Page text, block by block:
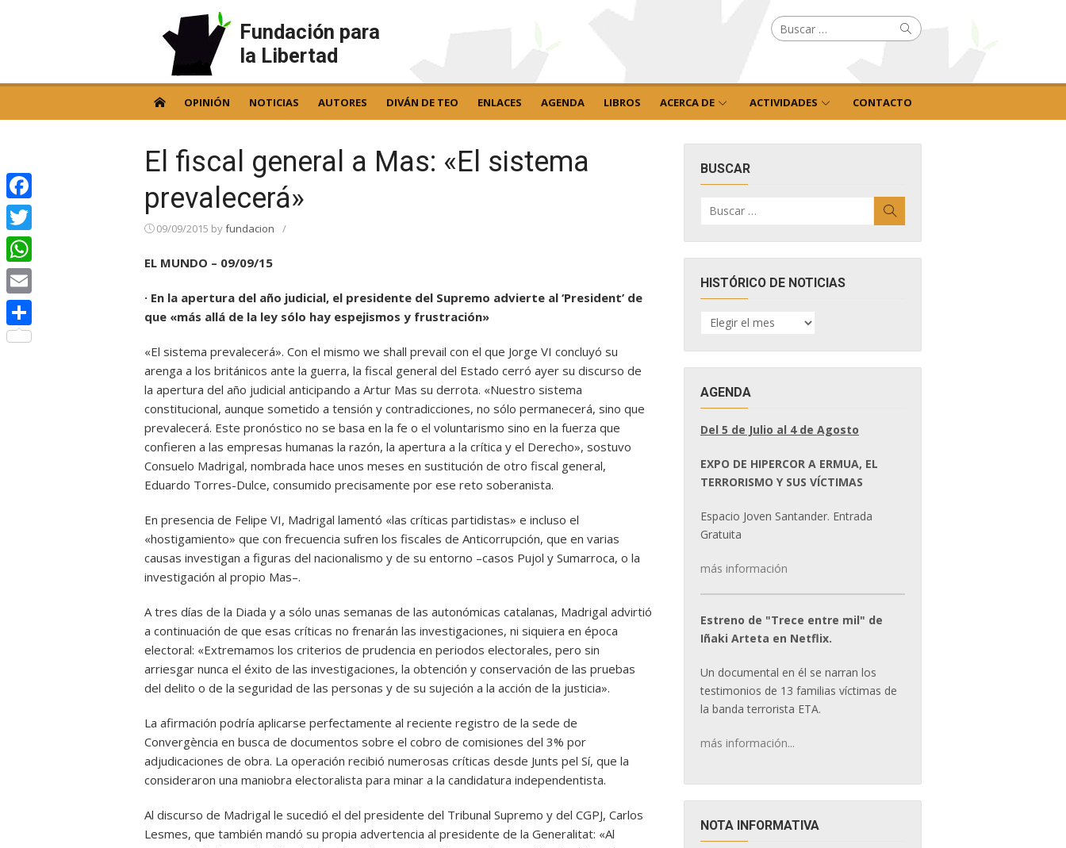
Fundación para
la Libertad
Buscar
por: Buscar
OPINIÓN NOTICIAS AUTORES DIVÁN DE TEO ENLACES AGENDA LIBROS ACERCA DE ACTIVIDADES CONTACTO
El fiscal general a Mas: «El sistema
prevalecerá»
09/09/2015 byfundacion /
EL MUNDO – 09/09/15
· En la apertura del año judicial, el presidente del Supremo advierte al ‘President’ de
que «más allá de la ley sólo hay espejismos y frustración»
«El sistema prevalecerá». Con el mismo we shall prevail con el que Jorge VI concluyó su
arenga a los británicos ante la guerra, la fiscal general del Estado cerró ayer su discurso de
la apertura del año judicial anticipando a Artur Mas su derrota. «Nuestro sistema
constitucional, aunque sometido a tensión y contradicciones, no sólo permanecerá, sino que
prevalecerá. Este pronóstico no se basa en la fe o el voluntarismo sino en la fuerza que
confieren a las empresas humanas la razón, la apertura a la crítica y el Derecho», sostuvo
Consuelo Madrigal, nombrada hace unos meses en sustitución de otro fiscal general,
Eduardo Torres-Dulce, consumido precisamente por ese reto soberanista.
En presencia de Felipe VI, Madrigal lamentó «las críticas partidistas» e incluso el
«hostigamiento» que con frecuencia sufren los fiscales de Anticorrupción, que en varias
causas investigan a figuras del nacionalismo y de su entorno –casos Pujol y Sumarroca, o la
investigación al propio Mas–.
A tres días de la Diada y a sólo unas semanas de las autonómicas catalanas, Madrigal advirtió
a continuación de que esas críticas no frenarán las investigaciones, ni siquiera en época
electoral: «Extremamos los criterios de prudencia en periodos electorales, pero sin
arriesgar nunca el éxito de las investigaciones, la obtención y conservación de las pruebas
del delito o de la seguridad de las personas y de su sujeción a la acción de la justicia».
La afirmación podría aplicarse perfectamente al reciente registro de la sede de
Convergència en busca de documentos sobre el cobro de comisiones del 3% por
adjudicaciones de obra. La operación recibió numerosas críticas desde Junts pel Sí, que la
consideraron una maniobra electoralista para minar a la candidatura independentista.
Al discurso de Madrigal le sucedió el del presidente del Tribunal Supremo y del CGPJ, Carlos
Lesmes, que también mandó su propia advertencia al presidente de la Generalitat: «Al
BUSCAR
por:
HISTÓRICO DE NOTICIAS
HISTÓRICO
DE
AGENDA
Del 5 de Julio al 4 de Agosto
EXPO DE HIPERCOR A ERMUA, EL
TERRORISMO Y SUS VÍCTIMAS
Espacio Joven Santander. Entrada
Gratuita
más información
Estreno de "Trece entre mil" de
Iñaki Arteta en Netflix.
Un documental en él se narran los
testimonios de 13 familias víctimas de
la banda terrorista ETA.
más información...
NOTA INFORMATIVA
Facebook
Twitter
WhatsApp
Email
Compartir